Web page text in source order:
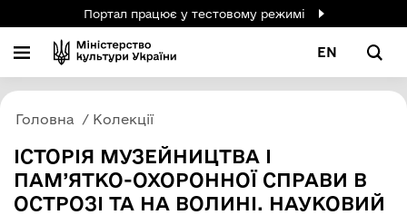
Портал працює у тестовому режимі
EN
Головна Колекції
ІСТОРІЯ МУЗЕЙНИЦТВА І
ПАМ’ЯТКО-ОХОРОННОЇ СПРАВИ В
ОСТРОЗІ ТА НА ВОЛИНІ. НАУКОВИЙ